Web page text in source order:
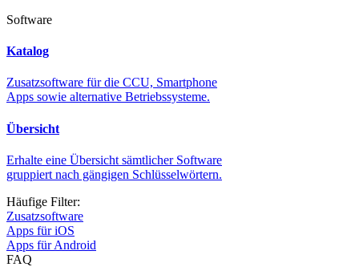
Software
Katalog
Zusatzsoftware für die CCU, Smartphone
Apps sowie alternative Betriebssysteme.
Übersicht
Erhalte eine Übersicht sämtlicher Software
gruppiert nach gängigen Schlüsselwörtern.
Häufige Filter:
Zusatzsoftware
Apps für iOS
Apps für Android
FAQ